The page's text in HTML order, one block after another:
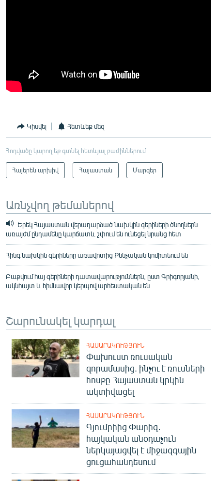
Կիսվել Հետևեք մեզ
Հոդվածը կարող եք գտնել հետևյալ բաժիններում
Հայերեն արխիվ Հայաստան Մարզեր
Առնչվող թեմաներով
Երեկ Հայաստան վերադարձած նախկին գերիների ծնողներն
առայժմ ընդամենը կարճատև շփում են ունեցել նրանց հետ
Հինգ նախկին գերիները առավոտից Քննչական կոմիտեում են
Բաքվում հայ գերիների դատավարություններն, ըստ Գրիգորյանի,
ակնհայտ և հիմնավոր կերպով արհեստական են
Շարունակել կարդալ
ՀԱՍԱՐԱԿՈՒԹՅՈՒՆ
Փախուստ ռուսական
զորամասից. ինչու է ռուսների
հոսքը Հայաստան կրկին
ակտիվացել
ՀԱՍԱՐԱԿՈՒԹՅՈՒՆ
Գյումրիից Փարիզ․
հայկական անօդաչուն
ներկայացվել է միջազգային
ցուցահանդեսում